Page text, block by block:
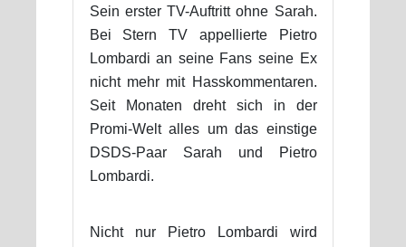
Sein erster TV-Auftritt ohne Sarah.
Bei Stern TV appellierte Pietro
Lombardi an seine Fans seine Ex
nicht mehr mit Hasskommentaren.
Seit Monaten dreht sich in der
Promi-Welt alles um das einstige
DSDS-Paar Sarah und Pietro
Lombardi.
Nicht nur Pietro Lombardi wird